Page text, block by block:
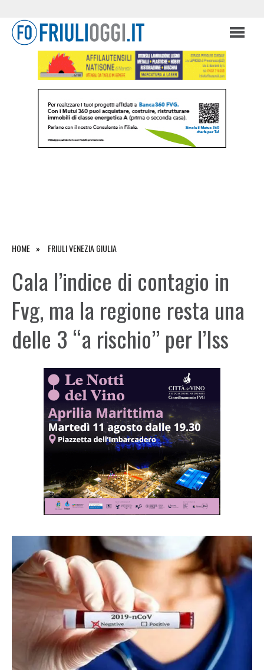
HOME FRIULI VENEZIA GIULIA
Cala l’indice di contagio in
Fvg, ma la regione resta una
delle 3 “a rischio” per l’Iss